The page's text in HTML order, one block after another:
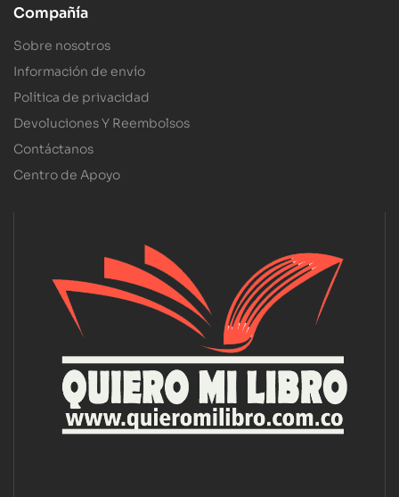
Compañía
Sobre nosotros
Información de envío
Política de privacidad
Devoluciones Y Reembolsos
Contáctanos
Centro de Apoyo